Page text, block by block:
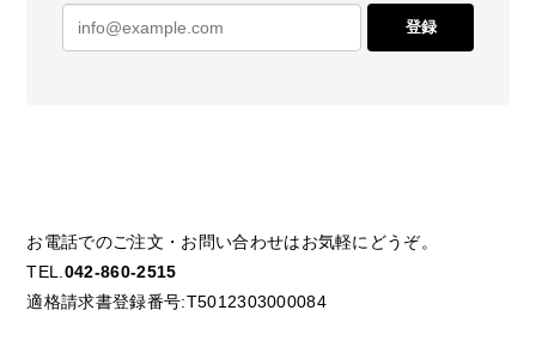
登録
お電話でのご注文・お問い合わせはお気軽にどうぞ。
TEL. 042-860-2515
適格請求書登録番号:T5012303000084